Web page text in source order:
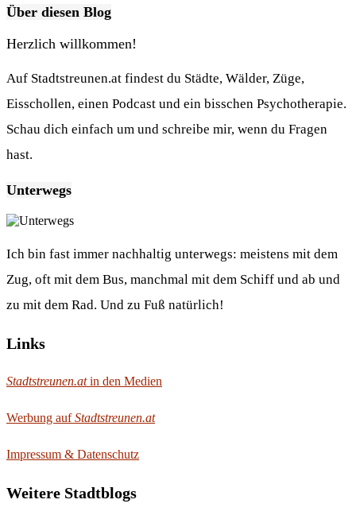
Über diesen Blog
Herzlich willkommen!
Auf Stadtstreunen.at findest du Städte, Wälder, Züge,
Eisschollen, einen Podcast und ein bisschen Psychotherapie.
Schau dich einfach um und schreibe mir, wenn du Fragen
hast.
Unterwegs
Ich bin fast immer nachhaltig unterwegs: meistens mit dem
Zug, oft mit dem Bus, manchmal mit dem Schiff und ab und
zu mit dem Rad. Und zu Fuß natürlich!
Links
Stadtstreunen.atin den Medien
Werbung aufStadtstreunen.at
Impressum & Datenschutz
Weitere Stadtblogs